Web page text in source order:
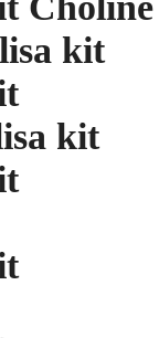
kit
kit